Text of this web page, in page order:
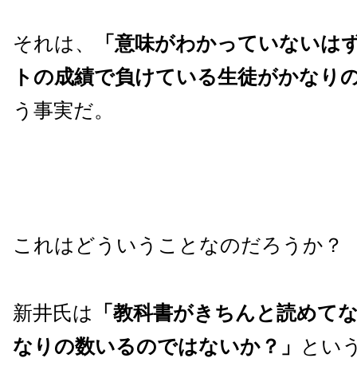
それは、
「意味がわかっていないは
トの成績で負けている生徒がかなり
う事実だ。
これはどういうことなのだろうか？
新井氏は 「教科書がきちんと読めて
なりの数いるのではないか？」 とい